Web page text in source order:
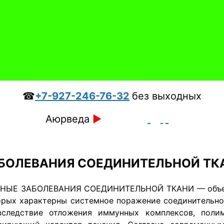
☎+7-927-246-76-32 без выходных
Аюрведа ►
СОЕДИНИТЕЛЬНОЙ
ЗАБОЛЕВАНИЯ СОЕДИНИТЕЛЬНОЙ ТКАНИ —
характерны системное поражение
отложения иммунных комплексов,